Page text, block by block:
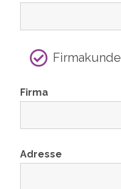
Firmakunde
Firma
Adresse